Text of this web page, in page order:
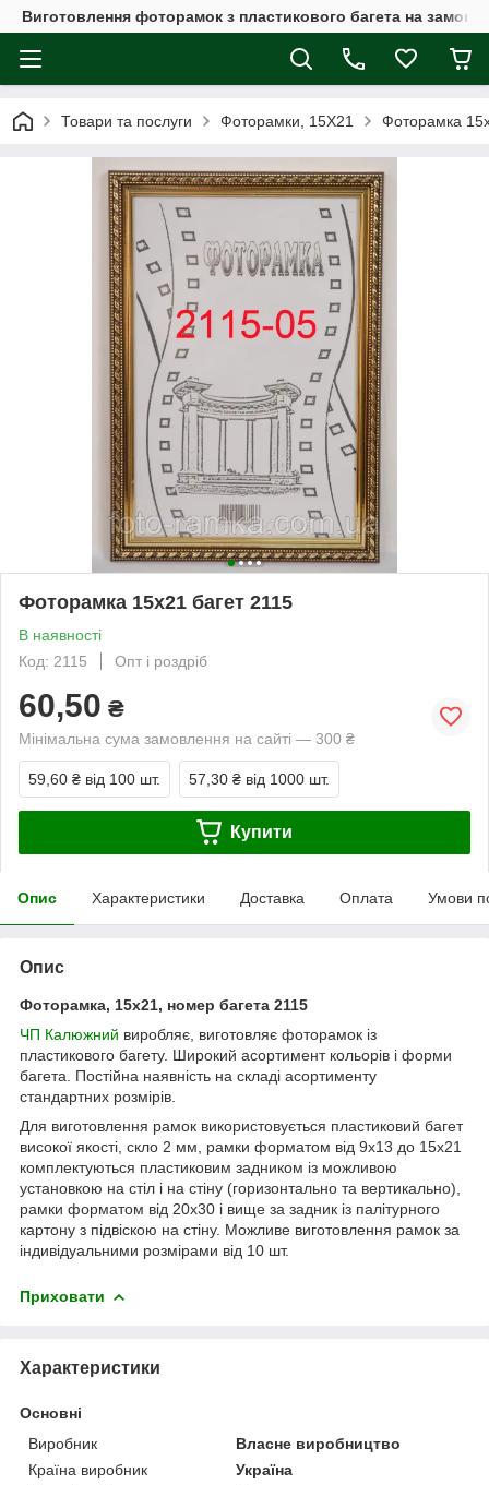
Виготовлення фоторамок з пластикового багета на
Товари та послуги Фоторамки, 15Х21 Фоторамка
Фоторамка 15х21 багет 2115
В наявності
Код: 2115
Опт і роздріб
60,50 ₴
Мінімальна сума замовлення на сайті — 300 ₴
59,60 ₴ від 100 шт. 57,30 ₴ від 1000 шт.
Купити
Опис Характеристики Доставка Оплата Умови
Опис
Фоторамка, 15х21, номер багета 2115
ЧП Калюжний виробляє, виготовляє фоторамок із
пластикового багету. Широкий асортимент кольорів і форми
багета. Постійна наявність на складі асортименту
стандартних розмірів.
Для виготовлення рамок використовується пластиковий багет
високої якості, скло 2 мм, рамки форматом від 9х13 до 15х21
комплектуються пластиковим задником із можливою
установкою на стіл і на стіну (горизонтально та вертикально),
рамки форматом від 20х30 і вище за задник із палітурного
картону з підвіскою на стіну. Можливе виготовлення рамок за
індивідуальними розмірами від 10 шт.
Приховати
Характеристики
Основні
Виробник
Власне виробництво
Країна виробник
Україна